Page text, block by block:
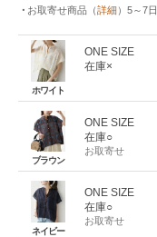
お取寄せ商品 （詳細） 5～7日
ホワイト
ONE SIZE
在庫×
ブラウン
ONE SIZE
在庫○
お取寄せ
ネイビー
ONE SIZE
在庫○
お取寄せ